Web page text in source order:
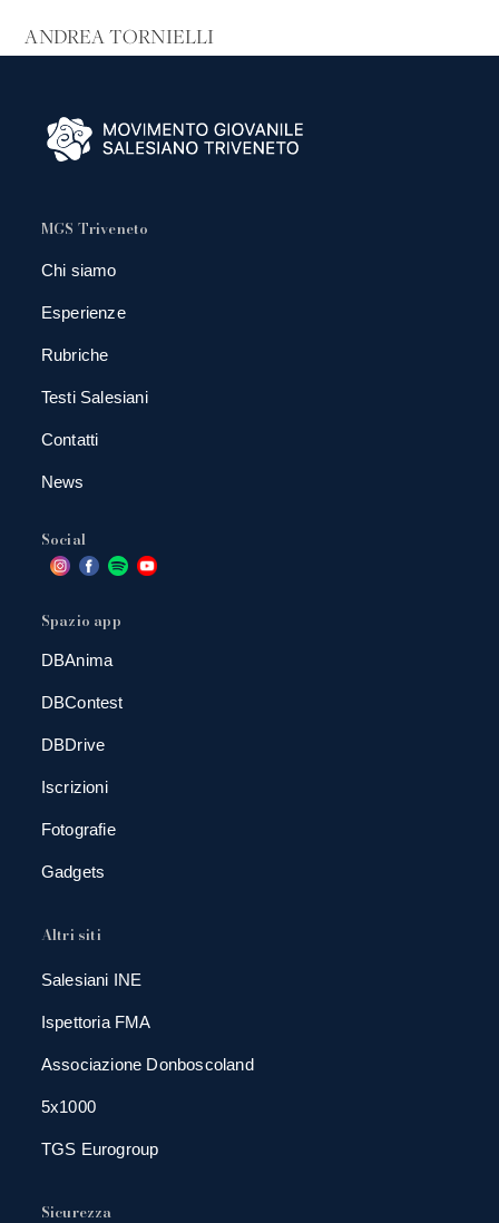
ANDREA TORNIELLI
MGS Triveneto
Chi siamo
Esperienze
Rubriche
Testi Salesiani
Contatti
News
Social
Spazio app
DBAnima
DBContest
DBDrive
Iscrizioni
Fotografie
Gadgets
Altri siti
Salesiani INE
Ispettoria FMA
Associazione Donboscoland
5x1000
TGS Eurogroup
Sicurezza